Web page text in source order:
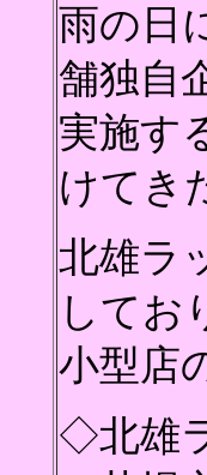
雨の日
舗独自
実施す
けてき
北雄ラ
してお
小型店
◇北雄